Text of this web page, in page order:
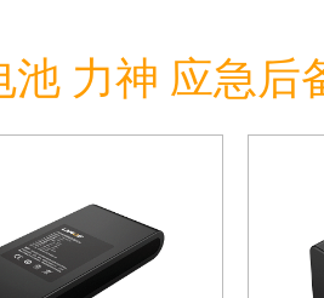
池 力神 应急后